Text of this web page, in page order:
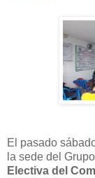
El pasado
la sede del
Electiva del